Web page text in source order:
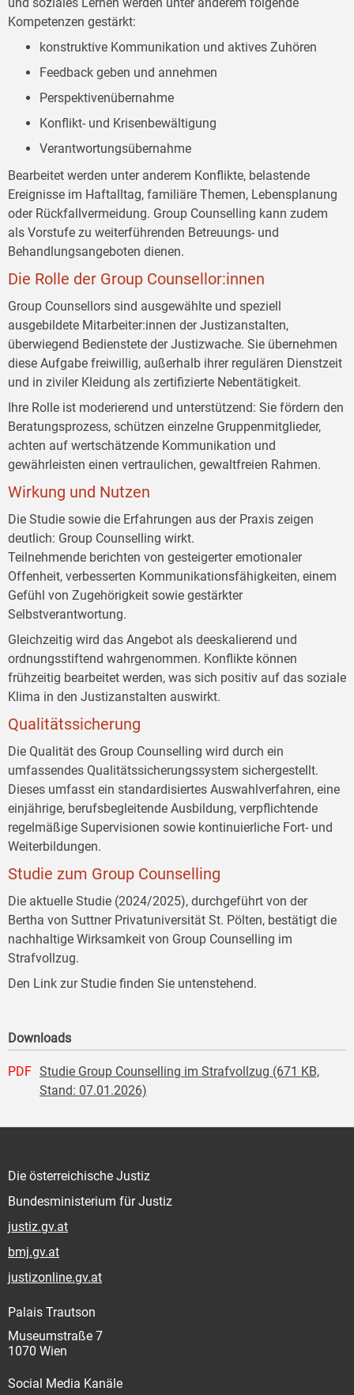
und soziales Lernen werden unter anderem folgende
Kompetenzen gestärkt:
konstruktive Kommunikation und aktives Zuhören
Feedback geben und annehmen
Perspektivenübernahme
Konflikt- und Krisenbewältigung
Verantwortungsübernahme
Bearbeitet werden unter anderem Konflikte, belastende
Ereignisse im Haftalltag, familiäre Themen, Lebensplanung
oder Rückfallvermeidung. Group Counselling kann zudem
als Vorstufe zu weiterführenden Betreuungs- und
Behandlungsangeboten dienen.
Die Rolle der Group Counsellor:innen
Group Counsellors sind ausgewählte und speziell
ausgebildete Mitarbeiter:innen der Justizanstalten,
überwiegend Bedienstete der Justizwache. Sie übernehmen
diese Aufgabe freiwillig, außerhalb ihrer regulären Dienstzeit
und in ziviler Kleidung als zertifizierte Nebentätigkeit.
Ihre Rolle ist moderierend und unterstützend: Sie fördern den
Beratungsprozess, schützen einzelne Gruppenmitglieder,
achten auf wertschätzende Kommunikation und
gewährleisten einen vertraulichen, gewaltfreien Rahmen.
Wirkung und Nutzen
Die Studie sowie die Erfahrungen aus der Praxis zeigen
deutlich: Group Counselling wirkt.
Teilnehmende berichten von gesteigerter emotionaler
Offenheit, verbesserten Kommunikationsfähigkeiten, einem
Gefühl von Zugehörigkeit sowie gestärkter
Selbstverantwortung.
Gleichzeitig wird das Angebot als deeskalierend und
ordnungsstiftend wahrgenommen. Konflikte können
frühzeitig bearbeitet werden, was sich positiv auf das soziale
Klima in den Justizanstalten auswirkt.
Qualitätssicherung
Die Qualität des Group Counselling wird durch ein
umfassendes Qualitätssicherungssystem sichergestellt.
Dieses umfasst ein standardisiertes Auswahlverfahren, eine
einjährige, berufsbegleitende Ausbildung, verpflichtende
regelmäßige Supervisionen sowie kontinuierliche Fort- und
Weiterbildungen.
Studie zum Group Counselling
Die aktuelle Studie (2024/2025), durchgeführt von der
Bertha von Suttner Privatuniversität St. Pölten, bestätigt die
nachhaltige Wirksamkeit von Group Counselling im
Strafvollzug.
Den Link zur Studie finden Sie untenstehend.
Downloads
PDF Studie Group Counselling im Strafvollzug (671 KB,
Stand: 07.01.2026)
Die österreichische Justiz
Bundesministerium für Justiz
justiz.gv.at
bmj.gv.at
justizonline.gv.at
Palais Trautson
Museumstraße 7
1070 Wien
Social Media Kanäle